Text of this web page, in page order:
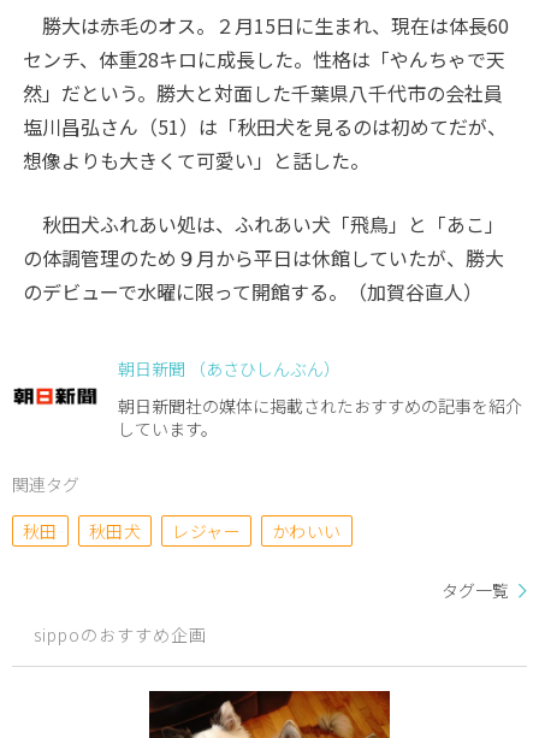
勝大は赤毛のオス。２月15日に生まれ、現在は体長60
センチ、体重28キロに成長した。性格は「やんちゃで天
然」だという。勝大と対面した千葉県八千代市の会社員
塩川昌弘さん（51）は「秋田犬を見るのは初めてだが、
想像よりも大きくて可愛い」と話した。
秋田犬ふれあい処は、ふれあい犬「飛鳥」と「あこ」
の体調管理のため９月から平日は休館していたが、勝大
のデビューで水曜に限って開館する。（加賀谷直人）
朝日新聞 （あさひしんぶん）
朝日新聞社の媒体に掲載されたおすすめの記事を紹介
しています。
関連タグ
秋田
秋田犬 レジャー かわいい
タグ一覧
sippoのおすすめ企画